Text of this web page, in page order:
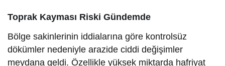
Toprak Kayması Riski Gündemde
Bölge sakinlerinin iddialarına göre kontrolsüz
dökümler nedeniyle arazide ciddi değişimler
meydana geldi. Özellikle yüksek miktarda hafriyat